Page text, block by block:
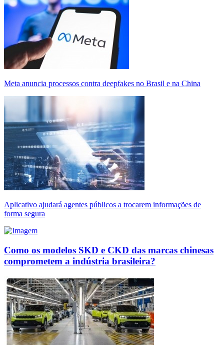
Meta anuncia processos contra deepfakes no Brasil e na China
Aplicativo ajudará agentes públicos a trocarem informações de
forma segura
Como os modelos SKD e CKD das marcas chinesas
comprometem a indústria brasileira?